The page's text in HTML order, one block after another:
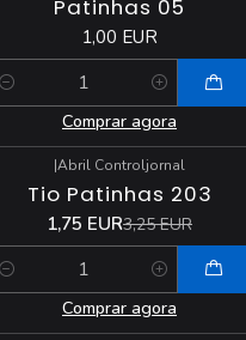
Patinhas 05
1,00 EUR
Quantidade
Comprar agora
DESCONTO
|Abril Controljornal
Tio Patinhas 203
1,75 EUR3,25 EUR
Quantidade
Comprar agora